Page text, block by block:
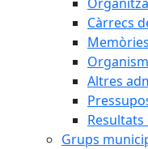
Càrrecs
Altres
Grups